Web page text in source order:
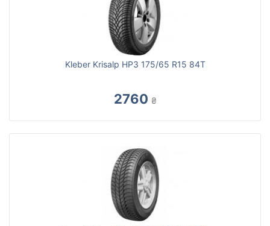
Kleber Krisalp HP3 175/65 R15 84T
2760 ₴